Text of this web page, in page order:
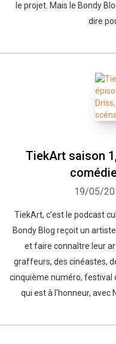
le projet. Mais le Bondy
dire
TiekArt saison
19/05/
TiekArt, c’est le podcast
Bondy Blog reçoit un
et faire connaître leur
graffeurs, des cinéastes,
cinquième numéro, festival
qui est à l'honneur, avec